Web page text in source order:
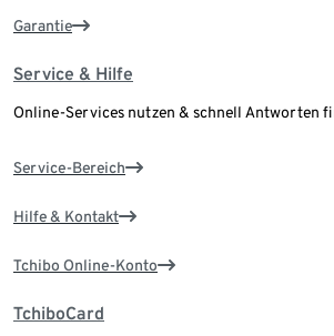
Garantie
Service & Hilfe
Online-Services nutzen & schnell Antworten
Service-Bereich
Hilfe & Kontakt
Tchibo Online-Konto
TchiboCard